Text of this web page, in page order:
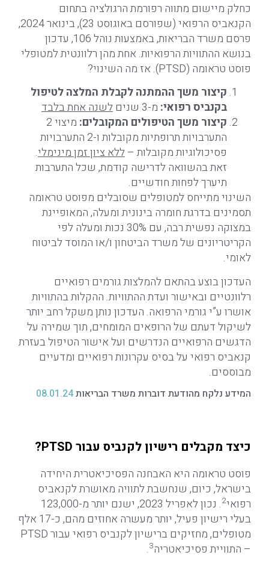
כחלק מיישום מתווה רפורמת הרגולציה בתחום
הקנאביס הרפואי (שפורסם באוגוסט 23), בינואר 2024,
פרסם משרד הבריאות, באמצעות נוהל 106, עדכון
בנושא ההתוויות הרפואיות. אחת מהן רלוונטית למטופלי
פוסט טראומה (PTSD). אז מה השינוי?
קיצור משך ההמתנה לקבלת המלצה לטיפול
בקנביס רפואי: מ-3 שנים
לשנה אחת בלבד
קיצור משך הטיפולים המקובלים:
מיצוי 2
התערבויות תרופתיות מקובלות ו-2 התערבויות
פסיכולוגיות מקובלות –ללא ציון זמן מינימלי.
זאת בהשוואה לדרישה קודמת, שכל התערבות
תיערך לפחות חודשיים.
השינוי מתייחס למטופלים שסובלים מפוסט טראומה
תסמינים בדרגת חומרה בינונית ומעלה, המאופיינת
במצוקה נפשית רבה, עם 30% נכות ומעלה לפי
הקריטריונים של משרד הביטחון ו/או המוסד לביטוח
לאומי.
העדכון בוצע בהתאם להמלצות גורמים רפואיים
רלוונטיים ובאישור ועדת ההתוויות. ההקלות בהתוויות
אושרו ע”י גורמי הרפואה. העדכון נותן משקל רחב יותר
לשיקול דעתם של הרופאים המומחים, תוך שמירה על
הדגשים הרפואיים הנדרשים ועל אישור הטיפול בעזרת
קנאביס רפואי על בסיס עקרונות רפואיים ומדעיים
מבוססים.
המידע נלקח מהודעת דוברות משרד הבריאות08.01.24
כיצד מקבלים רישיון לקנביס עבור PTSD?
פוסט טראומה היא האבחנה הפסיכיאטרית היחידה
בישראל, כיום, שנחשבת לתוויה מאושרת לקנאביס
רפואי2
. נכון לאפריל 2023, ישנם יותר מ-123,000
בעלי רישיון פעיל, יותר מעשרה אחוזים מהם, כ-17 אלף
מטופלים, מחזיקים ברישיון לקנביס רפואי עבור PTSD
– התוויית פסיכיאטריה3
.